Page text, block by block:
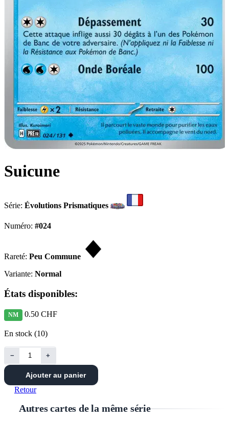
Suicune
Série: Évolutions Prismatiques
Numéro: #024
Rareté: Peu Commune
Variante: Normal
États disponibles:
NM 0.50 CHF
En stock (10)
− +
Ajouter au panier
Retour
Autres cartes de la même série